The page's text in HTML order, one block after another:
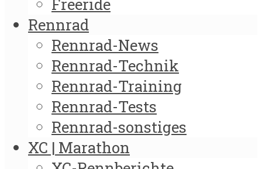
Rennrad
Rennrad-News
Rennrad-Technik
Rennrad-Training
Rennrad-Tests
Rennrad-sonstiges
XC | Marathon